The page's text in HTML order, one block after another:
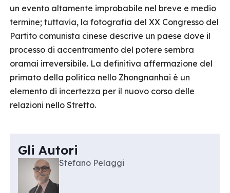
un evento altamente improbabile nel breve e medio
termine; tuttavia, la fotografia del XX Congresso del
Partito comunista cinese descrive un paese dove il
processo di accentramento del potere sembra
oramai irreversibile. La definitiva affermazione del
primato della politica nello Zhongnanhai è un
elemento di incertezza per il nuovo corso delle
relazioni nello Stretto.
Gli Autori
Stefano Pelaggi